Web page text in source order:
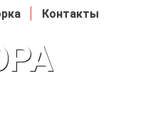
Контакты